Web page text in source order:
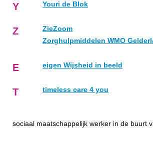
Y Youri de Blok
Z
ZieZoom
Zorghulpmiddelen WMO
E eigen Wijsheid in beeld
T timeless care 4 you
sociaal maatschappelijk werker in de buurt